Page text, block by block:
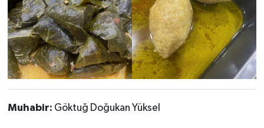
Muhabir: Göktuğ Doğukan Yüksel